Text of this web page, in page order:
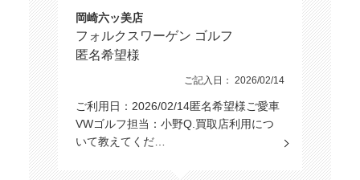
岡崎六ッ美店
フォルクスワーゲン ゴルフ
匿名希望様
ご記入日： 2026/02/14
ご利用日：2026/02/14匿名希望様ご愛車
VWゴルフ担当：小野Q.買取店利用につ
いて教えてくだ…